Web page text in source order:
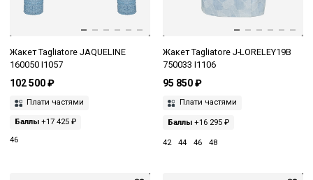
Жакет Tagliatore JAQUELINE
160050 I1057
102 500 ₽
Плати частями
Баллы +17 425 ₽
46
Жакет Tagliatore J-LORELEY19B
750033 I1106
95 850 ₽
Плати частями
Баллы+16 295 ₽
42 44 46 48